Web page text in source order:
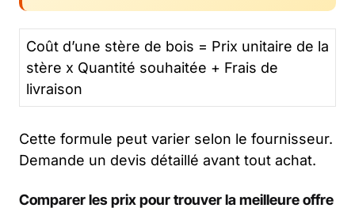
Coût d’une stère de bois = Prix unitaire de la
stère x Quantité souhaitée + Frais de
livraison
Cette formule peut varier selon le fournisseur.
Demande un devis détaillé avant tout achat.
Comparer les prix pour trouver la meilleure offre